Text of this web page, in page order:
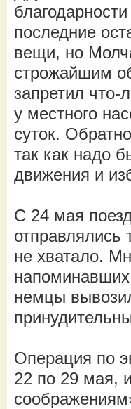
последние
вещи, но
строжайшим
запретил что-
у местного
суток.
так как надо
движения и
С 24 мая
отправлялись
не хватало.
немцы
Операция по
22 по 29 мая,